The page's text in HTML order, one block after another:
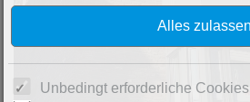
Unbedingt erforderliche Cookies